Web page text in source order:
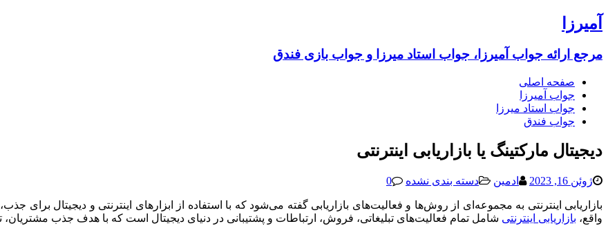
آمیرزا
مرجع ارائه جواب آمیرزا، جواب استاد میرزا و جواب بازی فندق
صفحه اصلی
جواب آمیرزا
جواب استاد میرزا
جواب فندق
دیجیتال مارکتینگ یا بازاریابی اینترنتی
ژوئن 16, 2023 ادمین دسته بندی نشده 0
بازاریابی اینترنتی به مجموعه‌ای از روش‌ها و فعالیت‌های بازاریابی گفته می‌شود که با استفاده از ابزارهای اینترنتی و دیجیتال
واقع، بازاریابی اینترنتی شامل تمام فعالیت‌های تبلیغاتی، فروش، ارتباطات و پشتیبانی در دنیای دیجیتال است که با هدف جذب